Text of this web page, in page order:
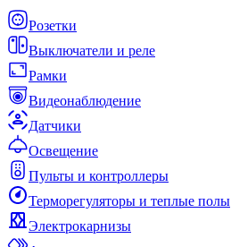
Розетки
Выключатели и реле
Рамки
Видеонаблюдение
Датчики
Освещение
Пульты и контроллеры
Терморегуляторы и теплые полы
Электрокарнизы